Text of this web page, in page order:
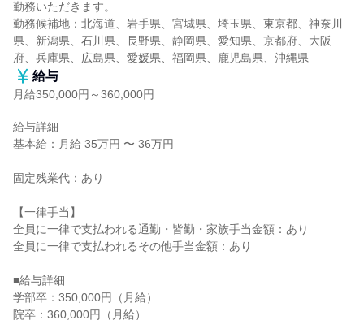
勤務いただきます。
勤務候補地：北海道、岩手県、宮城県、埼玉県、東京都、神奈川
県、新潟県、石川県、長野県、静岡県、愛知県、京都府、大阪
府、兵庫県、広島県、愛媛県、福岡県、鹿児島県、沖縄県
給与
月給350,000円～360,000円
給与詳細
基本給：月給 35万円 〜 36万円
固定残業代：あり
【一律手当】
全員に一律で支払われる通勤・皆勤・家族手当金額：あり
全員に一律で支払われるその他手当金額：あり
■給与詳細
学部卒：350,000円（月給）
院卒：360,000円（月給）